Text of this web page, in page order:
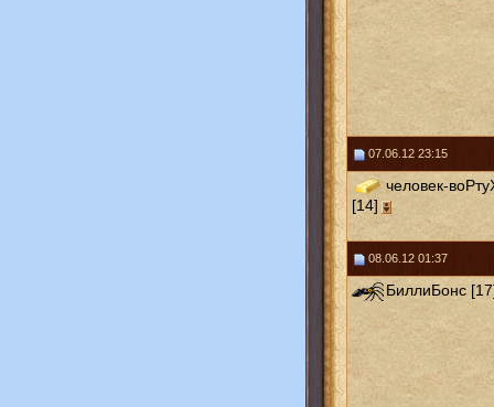
07.06.12 23:15
человек-
[14]
08.06.12 01:37
БиллиБонс